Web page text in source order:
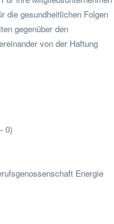
die gesundheitlichen Folgen
gegenüber den
von der Haftung
0)
Energie